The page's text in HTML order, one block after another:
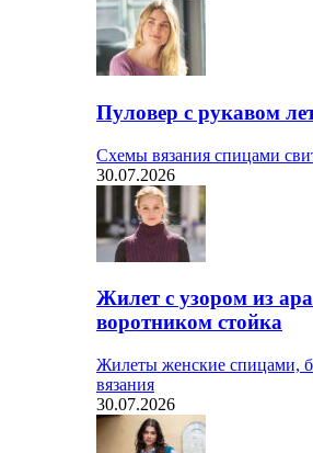
Пуловер с рукавом
Схемы вязания спицами
30.07.2026
Жилет с узором из
воротником стойка
Жилеты женские спицами,
вязания
30.07.2026